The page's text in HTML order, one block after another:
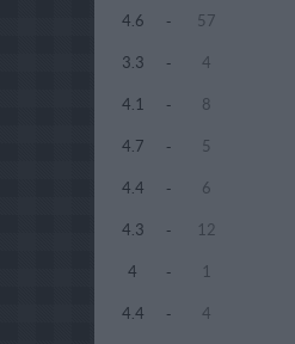
4.6 - 57
3.3 - 4
4.1 - 8
4.7 - 5
4.4 - 6
4.3 - 12
4 - 1
4.4 - 4